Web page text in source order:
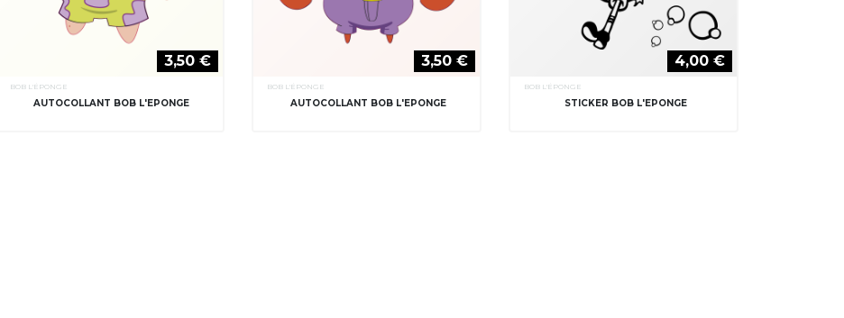
3,50 €
BOB L'ÉPONGE
AUTOCOLLANT BOB L'EPONGE
3,50 €
BOB L'ÉPONGE
AUTOCOLLANT BOB L'EPONGE
4,00 €
BOB L'ÉPONGE
STICKER BOB L'EPONGE